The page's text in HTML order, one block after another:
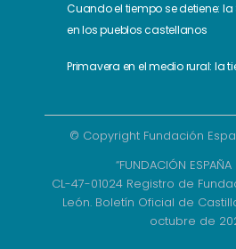
Cuando el tiempo se detiene:
en los pueblos castellanos
Primavera en el medio rural: la
© Copyright Fundación
“FUNDACIÓN ESPAÑA
CL-47-01024 Registro de
León. Boletín Oficial de
octubre de